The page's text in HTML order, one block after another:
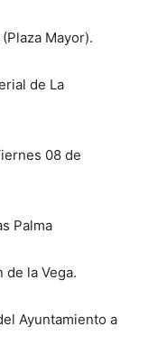
Mayor).
de La
08 de
Palma
de la Vega.
Ayuntamiento a